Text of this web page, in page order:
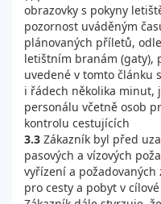
obrazovky s pokyny
pozornost uváděným
plánovaných příletů,
letištním branám (gaty),
uvedené v tomto článku
i řádech několika minut,
personálu včetně osob
kontrolu cestujících
3.3 Zákazník byl před
pasových a vízových
vyřízení a
pro cesty a pobyt v